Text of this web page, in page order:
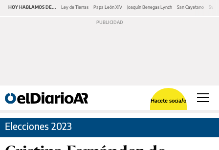
HOY HABLAMOS DE... Ley de Tierras Papa León XIV Joaquín Benegas Lynch San Cayetano
Hacete socia/o
Elecciones 2023